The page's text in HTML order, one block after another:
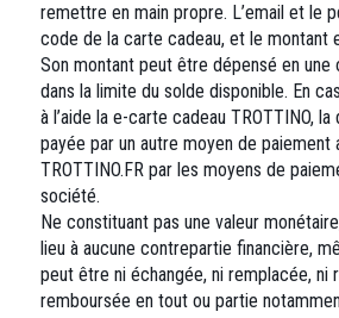
remettre en main propre. L’email et le
code de la carte cadeau, et le montant
Son montant peut être dépensé en une
dans la limite du solde disponible. En
à l’aide la e-carte cadeau TROTTINO,
payée par un autre moyen de paiement
TROTTINO.FR par les moyens de
société.
Ne constituant pas une valeur
lieu à aucune contrepartie financière,
peut être ni échangée, ni remplacée, ni
remboursée en tout ou partie